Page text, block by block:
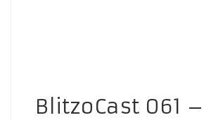
BlitzoCast 061 –